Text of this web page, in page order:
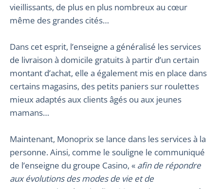
vieillissants, de plus en plus nombreux au cœur
même des grandes cités…
Dans cet esprit, l’enseigne a généralisé les services
de livraison à domicile gratuits à partir d’un certain
montant d’achat, elle a également mis en place dans
certains magasins, des petits paniers sur roulettes
mieux adaptés aux clients âgés ou aux jeunes
mamans…
Maintenant, Monoprix se lance dans les services à la
personne. Ainsi, comme le souligne le communiqué
de l’enseigne du groupe Casino, « afin de répondre
aux évolutions des modes de vie et de